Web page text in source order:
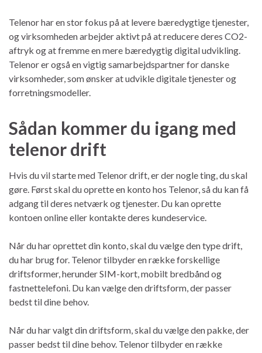
Telenor har en stor fokus på at levere bæredygtige tjenester,
og virksomheden arbejder aktivt på at reducere deres CO2-
aftryk og at fremme en mere bæredygtig digital udvikling.
Telenor er også en vigtig samarbejdspartner for danske
virksomheder, som ønsker at udvikle digitale tjenester og
forretningsmodeller.
Sådan kommer du igang med
telenor drift
Hvis du vil starte med Telenor drift, er der nogle ting, du skal
gøre. Først skal du oprette en konto hos Telenor, så du kan få
adgang til deres netværk og tjenester. Du kan oprette
kontoen online eller kontakte deres kundeservice.
Når du har oprettet din konto, skal du vælge den type drift,
du har brug for. Telenor tilbyder en række forskellige
driftsformer, herunder SIM-kort, mobilt bredbånd og
fastnettelefoni. Du kan vælge den driftsform, der passer
bedst til dine behov.
Når du har valgt din driftsform, skal du vælge den pakke, der
passer bedst til dine behov. Telenor tilbyder en række